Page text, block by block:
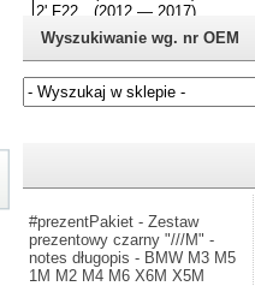
Wyszukiwanie wg. nr OEM
#prezentPakiet - Zestaw
prezentowy czarny "///M" -
notes długopis - BMW M3 M5
1M M2 M4 M6 X6M X5M